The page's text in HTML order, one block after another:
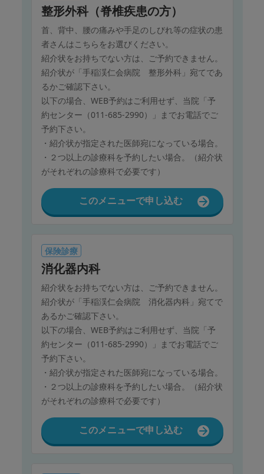
整形外科（脊椎疾患の方）
首、背中、腰の痛みや手足のしびれ等の症状の患
者さんはこちらをお選びください。
紹介状をお持ちでない方は、ご予約できません。
紹介状が「手稲渓仁会病院 整形外科」宛てであ
るかご確認下さい。
以下の場合、WEB予約はご利用せず、当院「予
約センター（011-685-2990）」までお電話でご
予約下さい。
・紹介状が指定された医師宛になっている場合。
・２つ以上の診療科を予約したい場合。（紹介状
がそれぞれの診療科で必要です）
このメニューで申し込む
保険診療
消化器内科
紹介状をお持ちでない方は、ご予約できません。
紹介状が「手稲渓仁会病院 消化器内科」宛てで
あるかご確認下さい。
以下の場合、WEB予約はご利用せず、当院「予
約センター（011-685-2990）」までお電話でご
予約下さい。
・紹介状が指定された医師宛になっている場合。
・２つ以上の診療科を予約したい場合。（紹介状
がそれぞれの診療科で必要です）
このメニューで申し込む